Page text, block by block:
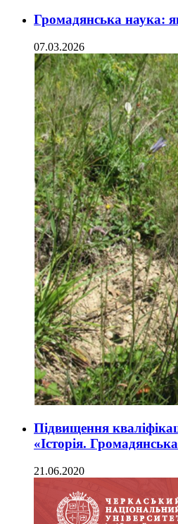
Громадянська наука:
07.03.2026
Підвищення
«Історія. Громадянська
21.06.2020